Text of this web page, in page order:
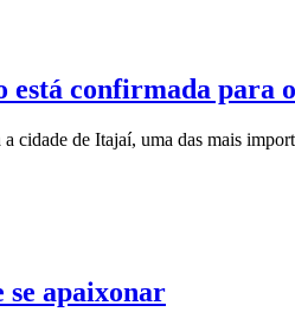
está confirmada para
cidade de Itajaí, uma das mais
se apaixonar